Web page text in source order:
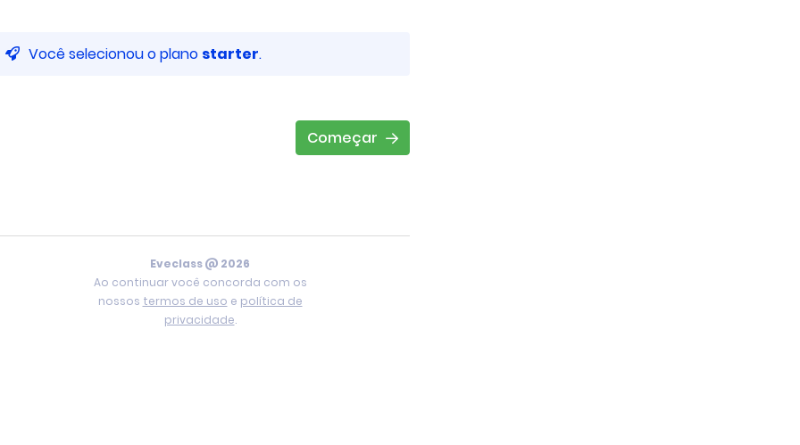
Você selecionou o plano starter.
Começar
Eveclass @ 2026
Ao continuar você concorda com os
nossos termos de uso e política de
privacidade.